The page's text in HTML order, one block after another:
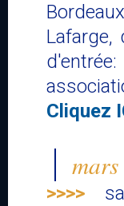
Lafarge,
Cliquez
mars
>>>>